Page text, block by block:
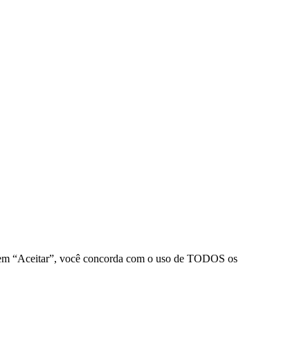
“Aceitar”, você concorda com o uso de TODOS os